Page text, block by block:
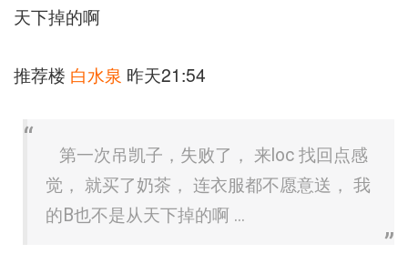
天下掉的啊
推荐楼 白水泉 昨天21:54
第一次吊凯子，失败了， 来loc 找回点感
觉， 就买了奶茶， 连衣服都不愿意送， 我
的B也不是从天下掉的啊 ...